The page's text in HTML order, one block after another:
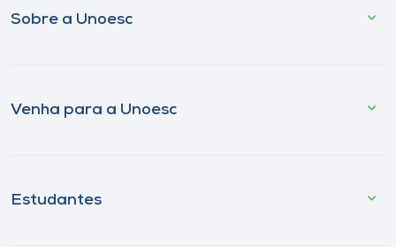
Sobre a Unoesc
Venha para a Unoesc
Estudantes